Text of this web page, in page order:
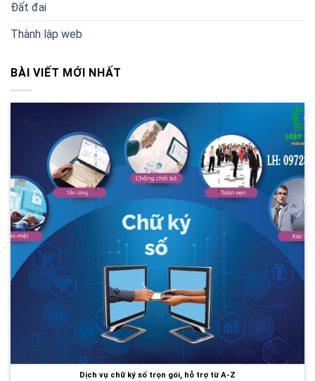
Đất đai
Thành lập web
BÀI VIẾT MỚI NHẤT
Dịch vụ chữ ký số trọn gói, hỗ trợ từ A-Z